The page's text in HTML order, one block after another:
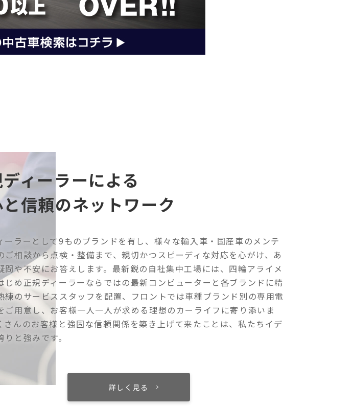
ィーラーによる
信頼のネットワーク
ーラーとして9ものブランドを有し、様々な輸入車・国産車のメンテ
ご相談から点検・整備まで、親切かつスピーディな対応を心がけ、あ
問や不安にお答えします。最新鋭の自社集中工場には、四輪アライメ
じめ正規ディーラーならではの最新コンピューターと各ブランドに精
練のサービススタッフを配置、フロントでは車種ブランド別の専用電
ご用意し、お客様一人一人が求める理想のカーライフに寄り添いま
さんのお客様と強固な信頼関係を築き上げて来たことは、私たちイデ
りと強みです。
詳しく見る